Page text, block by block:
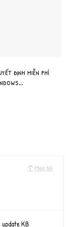
định miễn phí
Phản hồi
KB